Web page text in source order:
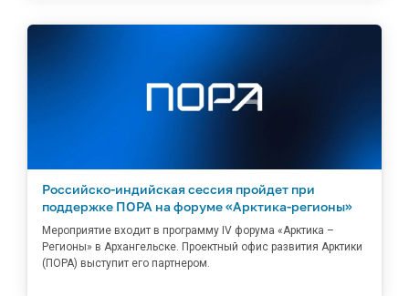
Российско-индийская сессия пройдет при
поддержке ПОРА на форуме «Арктика-регионы»
Мероприятие входит в программу IV форума «Арктика –
Регионы» в Архангельске. Проектный офис развития Арктики
(ПОРА) выступит его партнером.